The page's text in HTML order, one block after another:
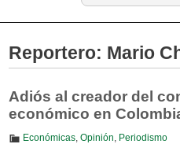
Reportero: Mario
Adiós al creador del
económico en
Económicas, Opinión Periodismo